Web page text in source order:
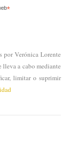
*
por Verónica Lorente
a cabo mediante
limitar o suprimir